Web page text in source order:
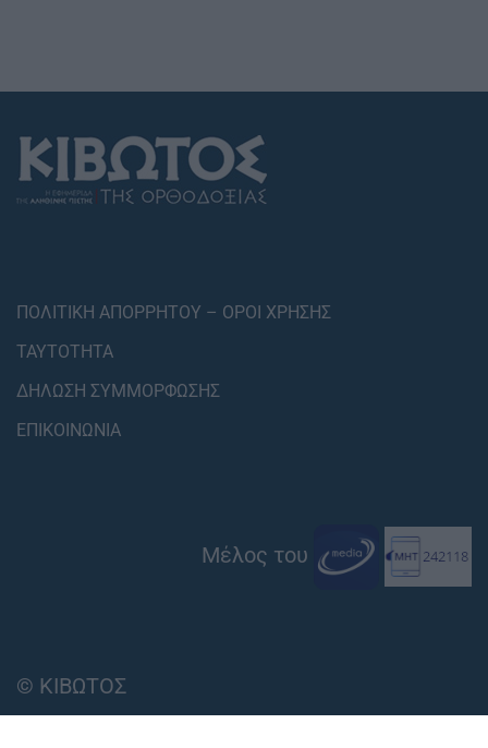
ΠΟΛΙΤΙΚΗ ΑΠΟΡΡΗΤΟΥ – ΟΡΟΙ ΧΡΗΣΗΣ
ΤΑΥΤΟΤΗΤΑ
ΔΗΛΩΣΗ ΣΥΜΜΟΡΦΩΣΗΣ
ΕΠΙΚΟΙΝΩΝΙΑ
Μέλος του
© ΚΙΒΩΤΟΣ